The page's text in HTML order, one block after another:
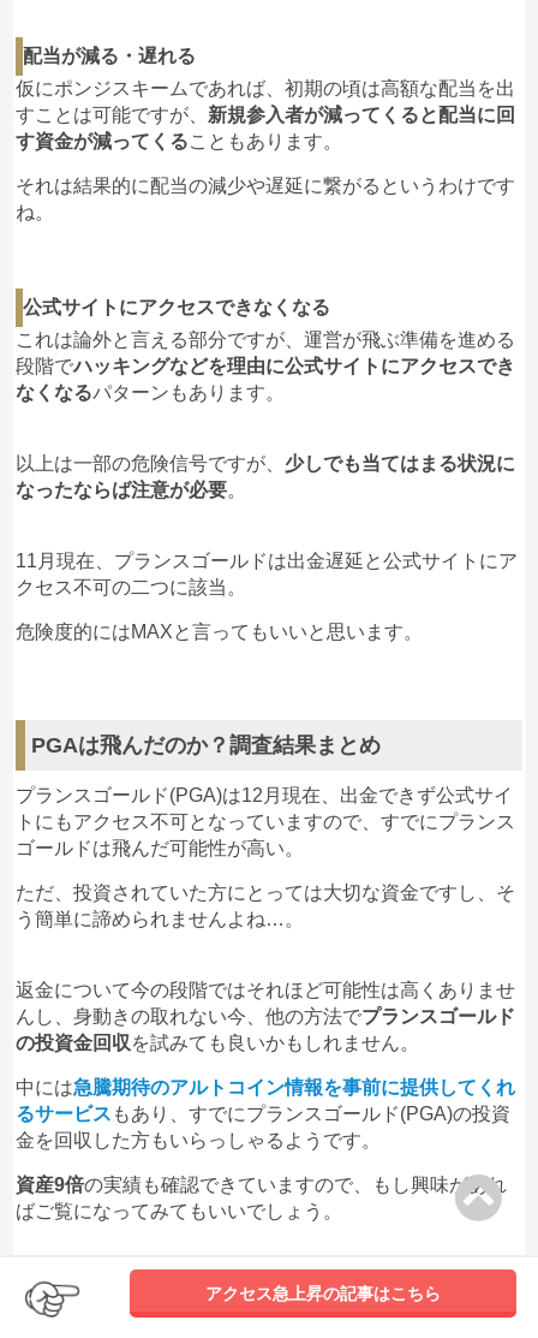
配当が減る・遅れる
仮にポンジスキームであれば、初期の頃は高額な配当を出
すことは可能ですが、 新規参入者が減ってくると配当に回
す資金が減ってくることもあります。
それは結果的に配当の減少や遅延に繋がるというわけです
ね。
公式サイトにアクセスできなくなる
これは論外と言える部分ですが、運営が飛ぶ準備を進める
段階でハッキングなどを理由に公式サイトにアクセスでき
なくなるパターンもあります。
以上は一部の危険信号ですが、 少しでも当てはまる状況に
なったならば注意が必要。
11月現在、プランスゴールドは出金遅延と公式サイトにア
クセス不可の二つに該当。
危険度的にはMAXと言ってもいいと思います。
PGAは飛んだのか？調査結果まとめ
プランスゴールド(PGA)は12月現在、出金できず公式サイ
トにもアクセス不可となっていますので、すでにプランス
ゴールドは飛んだ可能性が高い。
ただ、投資されていた方にとっては大切な資金ですし、そ
う簡単に諦められませんよね…。
返金について今の段階ではそれほど可能性は高くありませ
んし、身動きの取れない今、他の方法でプランスゴールド
の投資金回収 を試みても良いかもしれません。
中には急騰期待のアルトコイン情報を事前に提供してくれ
るサービス もあり、すでにプランスゴールド(PGA)の投資
金を回収した方もいらっしゃるようです。
資産9倍の実績も確認できていますので、もし興味があれ
ばご覧になってみてもいいでしょう。
▼よく見られているページ
アクセス急上昇の記事はこちら